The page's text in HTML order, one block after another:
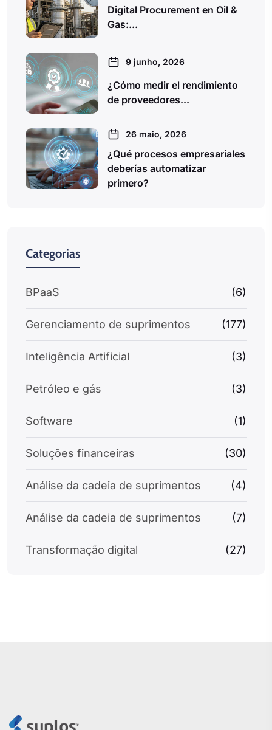
Digital Procurement en Oil &
Gas:...
9 junho, 2026
¿Cómo medir el rendimiento
de proveedores...
26 maio, 2026
¿Qué procesos empresariales
deberías automatizar
primero?
Categorias
BPaaS (6)
Gerenciamento de suprimentos (177)
Inteligência Artificial (3)
Petróleo e gás (3)
Software (1)
Soluções financeiras (30)
Análise da cadeia de suprimentos (4)
Análise da cadeia de suprimentos (7)
Transformação digital (27)